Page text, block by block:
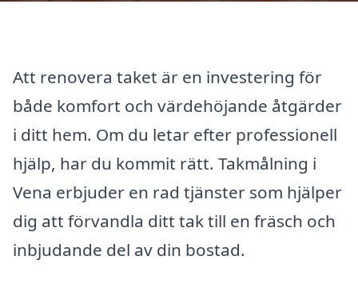
Att renovera taket är en investering för
både komfort och värdehöjande åtgärder
i ditt hem. Om du letar efter professionell
hjälp, har du kommit rätt. Takmålning i
Vena erbjuder en rad tjänster som hjälper
dig att förvandla ditt tak till en fräsch och
inbjudande del av din bostad.